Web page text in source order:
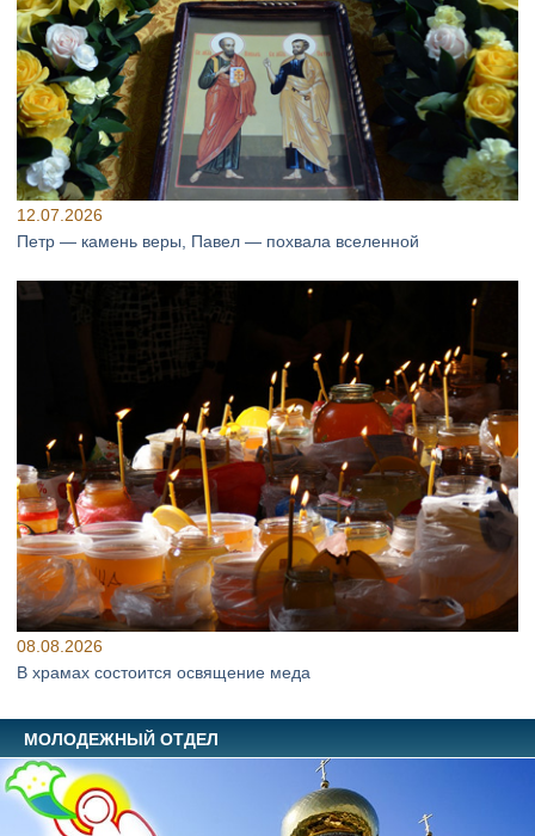
12.07.2026
Петр — камень веры, Павел — похвала вселенной
08.08.2026
В храмах состоится освящение меда
МОЛОДЕЖНЫЙ ОТДЕЛ